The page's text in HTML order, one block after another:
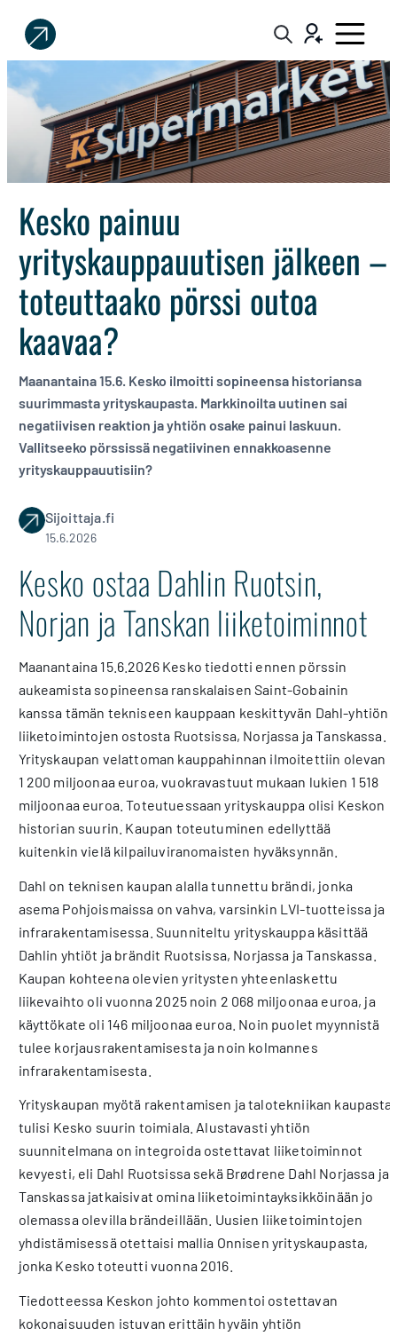
Sijoittaja.fi
Tee
parempia
sijoituspäätöksiä
Kesko painuu
yrityskauppauutisen jälkeen –
toteuttaako pörssi outoa
kaavaa?
Maanantaina 15.6. Kesko ilmoitti sopineensa historiansa
suurimmasta yrityskaupasta. Markkinoilta uutinen sai
negatiivisen reaktion ja yhtiön osake painui laskuun.
Vallitseeko pörssissä negatiivinen ennakkoasenne
yrityskauppauutisiin?
Sijoittaja.fi
15.6.2026
Kesko ostaa Dahlin Ruotsin,
Norjan ja Tanskan liiketoiminnot
Maanantaina 15.6.2026 Kesko tiedotti ennen pörssin
aukeamista sopineensa ranskalaisen Saint-Gobainin
kanssa tämän tekniseen kauppaan keskittyvän Dahl-yhtiön
liiketoimintojen ostosta Ruotsissa, Norjassa ja Tanskassa.
Yrityskaupan velattoman kauppahinnan ilmoitettiin olevan
1 200 miljoonaa euroa, vuokravastuut mukaan lukien 1 518
miljoonaa euroa. Toteutuessaan yrityskauppa olisi Keskon
historian suurin. Kaupan toteutuminen edellyttää
kuitenkin vielä kilpailuviranomaisten hyväksynnän.
Dahl on teknisen kaupan alalla tunnettu brändi, jonka
asema Pohjoismaissa on vahva, varsinkin LVI-tuotteissa ja
infrarakentamisessa. Suunniteltu yrityskauppa käsittää
Dahlin yhtiöt ja brändit Ruotsissa, Norjassa ja Tanskassa.
Kaupan kohteena olevien yritysten yhteenlaskettu
liikevaihto oli vuonna 2025 noin 2 068 miljoonaa euroa, ja
käyttökate oli 146 miljoonaa euroa. Noin puolet myynnistä
tulee korjausrakentamisesta ja noin kolmannes
infrarakentamisesta.
Yrityskaupan myötä rakentamisen ja talotekniikan kaupasta
tulisi Kesko suurin toimiala. Alustavasti yhtiön
suunnitelmana on integroida ostettavat liiketoiminnot
kevyesti, eli Dahl Ruotsissa sekä Brødrene Dahl Norjassa ja
Tanskassa jatkaisivat omina liiketoimintayksikköinään jo
olemassa olevilla brändeillään. Uusien liiketoimintojen
yhdistämisessä otettaisi mallia Onnisen yrityskaupasta,
jonka Kesko toteutti vuonna 2016.
Tiedotteessa Keskon johto kommentoi ostettavan
kokonaisuuden istuvan erittäin hyväin yhtiön